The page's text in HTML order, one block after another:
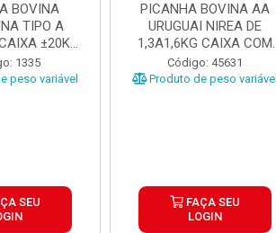
BOVINA
TIPO A
±20KG
1...
1335
peso variável
SEU
PICANHA BOVINA AA
URUGUAI NIREA DE
1,3A1,6KG CAIXA COM
±15KG
Código: 45631
Produto de peso variável
FAÇA SEU
LOGIN